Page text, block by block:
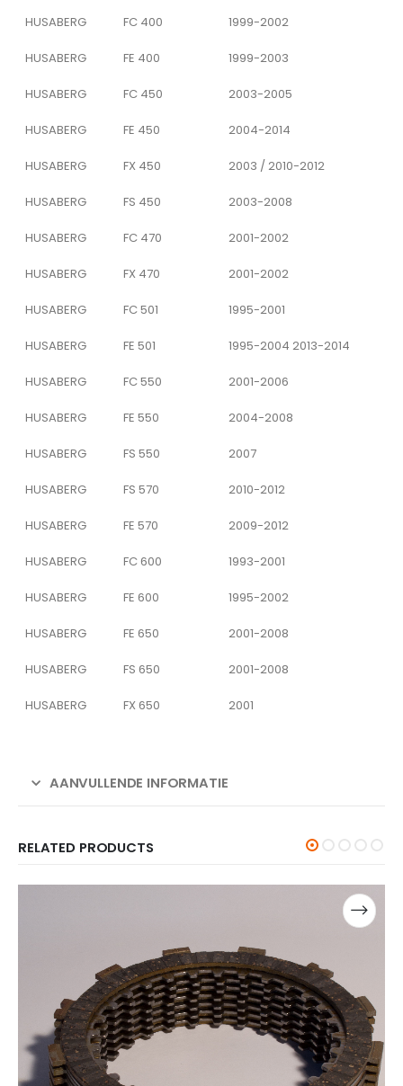
HUSABERG FC 400 1999-2002
HUSABERG FE 400 1999-2003
HUSABERG FC 450 2003-2005
HUSABERG FE 450 2004-2014
HUSABERG FX 450 2003 / 2010-2012
HUSABERG FS 450 2003-2008
HUSABERG FC 470 2001-2002
HUSABERG FX 470 2001-2002
HUSABERG FC 501 1995-2001
HUSABERG FE 501 1995-2004 2013-2014
HUSABERG FC 550 2001-2006
HUSABERG FE 550 2004-2008
HUSABERG FS 550 2007
HUSABERG FS 570 2010-2012
HUSABERG FE 570 2009-2012
HUSABERG FC 600 1993-2001
HUSABERG FE 600 1995-2002
HUSABERG FE 650 2001-2008
HUSABERG FS 650 2001-2008
HUSABERG FX 650 2001
AANVULLENDE INFORMATIE
RELATED PRODUCTS